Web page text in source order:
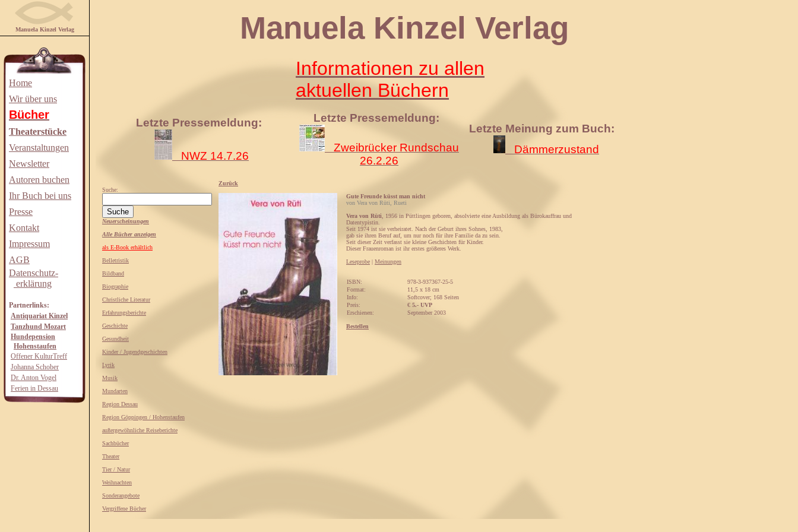
Manuela Kinzel Verlag
Home
Wir über uns
Bücher
Theaterstücke
Veranstaltungen
Newsletter
Autoren buchen
Ihr Buch bei uns
Presse
Kontakt
Impressum
AGB
Datenschutz-
erklärung
Partnerlinks:
Antiquariat Kinzel
Tanzhund Mozart
Hundepension
Hohenstaufen
Offener KulturTreff
Johanna Schober
Dr. Anton Vogel
Ferien in Dessau
Manuela Kinzel Verlag
Informationen zu allen
aktuellen Büchern
Letzte Pressemeldung:
NWZ 14.7.26
Letzte Pressemeldung:
Zweibrücker Rundschau
26.2.26
Letzte Meinung zum Buch:
Dämmerzustand
Suche:
Neuerscheinungen
Alle Bücher anzeigen
als E-Book erhältlich
Belletristik
Bildband
Biographie
Christliche Literatur
Erfahrungsberichte
Geschichte
Gesundheit
Kinder / Jugendgeschichten
Lyrik
Musik
Mundarten
Region Dessau
Region Göppingen / Hohenstaufen
außergewöhnliche Reiseberichte
Sachbücher
Theater
Tier / Natur
Weihnachten
Sonderangebote
Vergriffene Bücher
Zurück
Gute Freunde küsst man nicht
von Vera von Rüti, Rueti
Vera von Rüti , 1956 in Püttlingen geboren, absolvierte eine Ausbildung als Bürokauffrau und
Datentypistin.
Seit 1974 ist sie verheiratet. Nach der Geburt ihres Sohnes, 1983,
gab sie ihren Beruf auf, um nur noch für ihre Familie da zu sein.
Seit dieser Zeit verfasst sie kleine Geschichten für Kinder.
Dieser Frauenroman ist ihr erstes größeres Werk.
Leseprobe | Meinungen
ISBN:
978-3-937367-25-5
Format:
11,5 x 18 cm
Info:
Softcover; 168 Seiten
Preis:
€ 5.- UVP
Erschienen:
September 2003
Bestellen